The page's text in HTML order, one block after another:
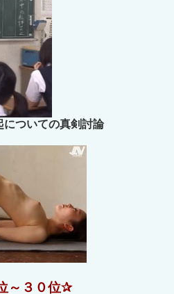
ついての真剣討論
～３０位✰